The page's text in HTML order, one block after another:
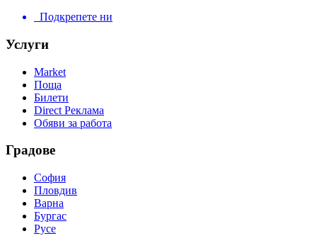
Подкрепете ни
Услуги
Market
Поща
Билети
Direct Реклама
Обяви за работа
Градове
София
Пловдив
Варна
Бургас
Русе